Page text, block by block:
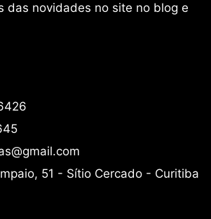
das novidades no site no blog e
51 - Sítio Cercado - Curitiba